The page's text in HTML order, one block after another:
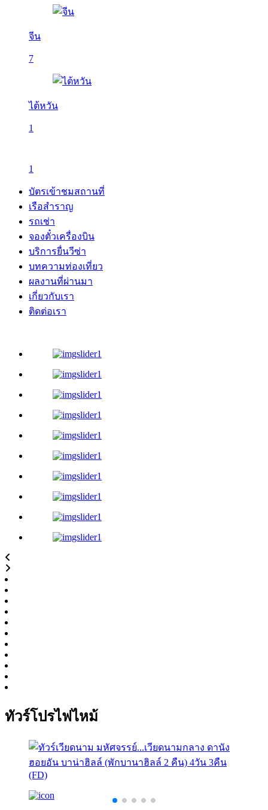
จีน
7
ไต้หวัน
1
1
บัตรเข้าชมสถานที่
เรือสำราญ
รถเช่า
จองตั๋วเครื่องบิน
บริการยื่นวีซ่า
บทความท่องเที่ยว
ผลงานที่ผ่านมา
เกี่ยวกับเรา
ติดต่อเรา
ทัวร์โปรไฟไหม้